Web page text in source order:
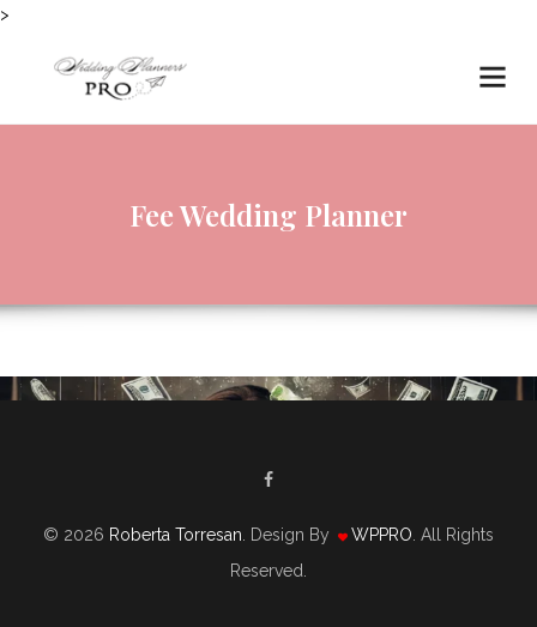
>
Fee Wedding Planner
© 2026 Roberta Torresan . Design By WPPRO . All Rights
Reserved.